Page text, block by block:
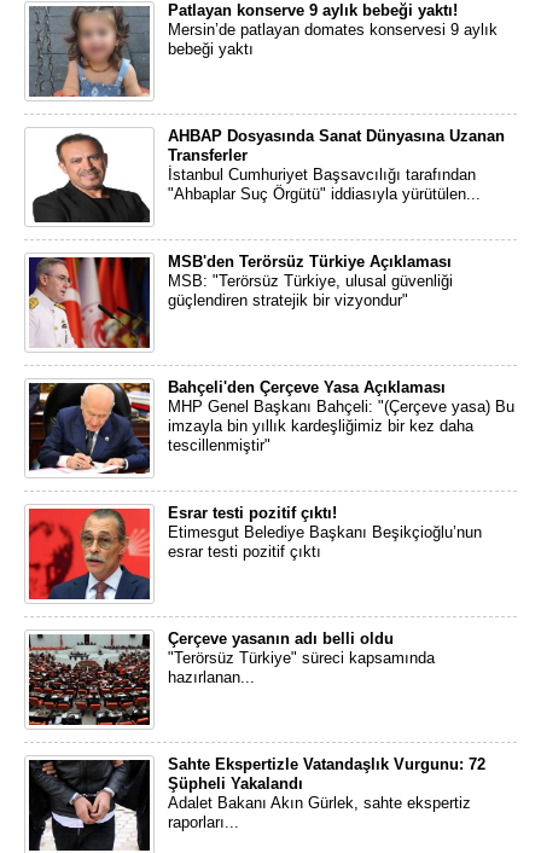
Patlayan konserve 9 aylık bebeği yaktı!
Mersin’de patlayan domates konservesi 9 aylık
bebeği yaktı
AHBAP Dosyasında Sanat Dünyasına Uzanan
Transferler
İstanbul Cumhuriyet Başsavcılığı tarafından
"Ahbaplar Suç Örgütü" iddiasıyla yürütülen...
MSB'den Terörsüz Türkiye Açıklaması
MSB: "Terörsüz Türkiye, ulusal güvenliği
güçlendiren stratejik bir vizyondur"
Bahçeli'den Çerçeve Yasa Açıklaması
MHP Genel Başkanı Bahçeli: "(Çerçeve yasa) Bu
imzayla bin yıllık kardeşliğimiz bir kez daha
tescillenmiştir"
Esrar testi pozitif çıktı!
Etimesgut Belediye Başkanı Beşikçioğlu’nun
esrar testi pozitif çıktı
Çerçeve yasanın adı belli oldu
"Terörsüz Türkiye" süreci kapsamında
hazırlanan...
Sahte Ekspertizle Vatandaşlık Vurgunu: 72
Şüpheli Yakalandı
Adalet Bakanı Akın Gürlek, sahte ekspertiz
raporları...